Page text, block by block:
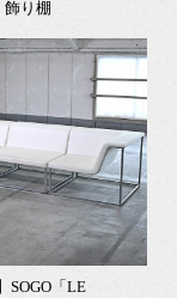
飾り棚
SOGO「LE